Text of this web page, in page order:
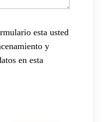
esta usted
y
en esta